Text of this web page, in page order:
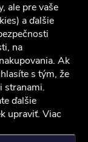
ale pre vaše
a ďalšie
na
Ak
s tým, že
stranami.
ďalšie
upraviť. Viac
osobných údajov